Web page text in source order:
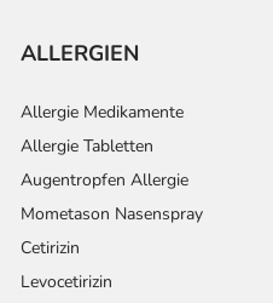
ALLERGIEN
Allergie Medikamente
Allergie Tabletten
Augentropfen Allergie
Mometason Nasenspray
Cetirizin
Levocetirizin